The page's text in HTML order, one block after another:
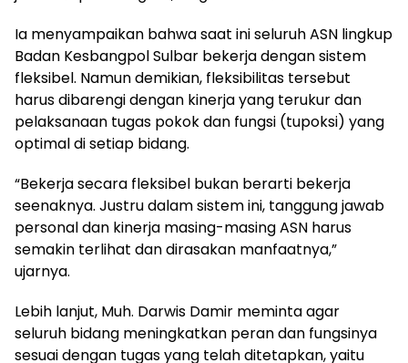
Ia menyampaikan bahwa saat ini seluruh ASN lingkup
Badan Kesbangpol Sulbar bekerja dengan sistem
fleksibel. Namun demikian, fleksibilitas tersebut
harus dibarengi dengan kinerja yang terukur dan
pelaksanaan tugas pokok dan fungsi (tupoksi) yang
optimal di setiap bidang.
“Bekerja secara fleksibel bukan berarti bekerja
seenaknya. Justru dalam sistem ini, tanggung jawab
personal dan kinerja masing-masing ASN harus
semakin terlihat dan dirasakan manfaatnya,”
ujarnya.
Lebih lanjut, Muh. Darwis Damir meminta agar
seluruh bidang meningkatkan peran dan fungsinya
sesuai dengan tugas yang telah ditetapkan, yaitu